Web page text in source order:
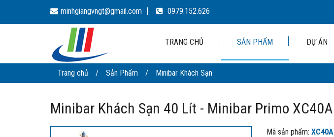
minhgiangvngt@gmail.com 0979.152.626
TRANG CHỦ SẢN PHẨM DỰ ÁN
Trang chủ / Sản Phẩm / Minibar Khách Sạn
Minibar Khách Sạn 40 Lít - Minibar Primo XC40A
Mã sản phẩm: XC40A